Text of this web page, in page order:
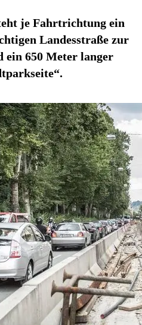
je Fahrtrichtung ein
Landesstraße zur
ein 650 Meter langer